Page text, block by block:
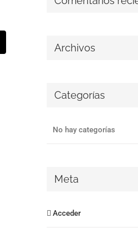
Archivos
Categorías
No hay categorías
Meta
Acceder